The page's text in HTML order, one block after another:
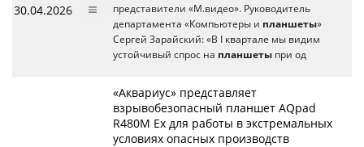
30.04.2026
представители «М.видео». Руководитель
департамента «Компьютеры и планшеты»
Сергей Зарайский: «В I квартале мы видим
устойчивый спрос на планшеты при од
«Аквариус» представляет
взрывобезопасный планшет AQpad
R480M Ex для работы в экстремальных
условиях опасных производств